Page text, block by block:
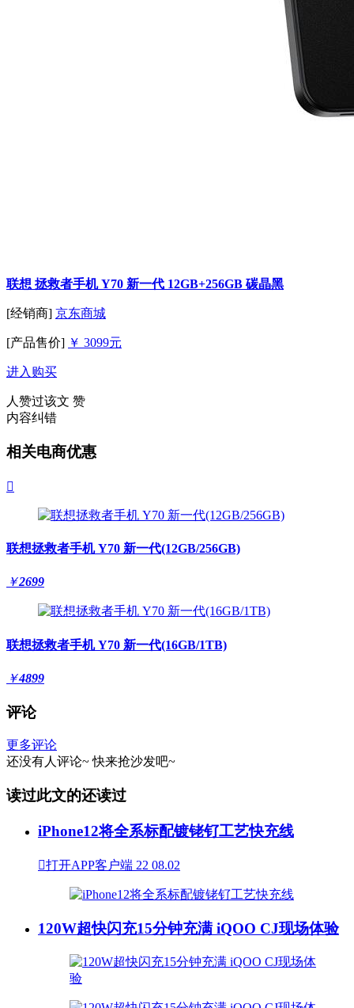
联想 拯救者手机 Y70 新一代 12GB+256GB 碳晶黑
[经销商] 京东商城
[产品售价] ￥ 3099元
进入购买
人赞过该文 赞
内容纠错
相关电商优惠

联想拯救者手机 Y70 新一代(12GB/256GB)
￥2699
联想拯救者手机 Y70 新一代(16GB/1TB)
￥4899
评论
更多评论
还没有人评论~ 快来抢沙发吧~
读过此文的还读过
iPhone12将全系标配镀铑钌工艺快充线
打开APP客户端 22 08.02
120W超快闪充15分钟充满 iQOO CJ现场体验